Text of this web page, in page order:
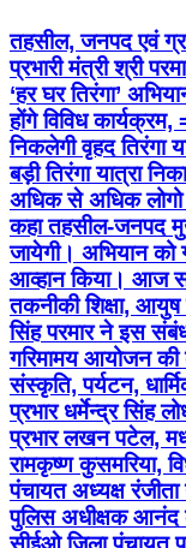
तहसील, जनपद एवं
प्रभारी मंत्री श्री
‘हर घर तिरंगा’
होंगे विविध
निकलेगी वृहद तिरंगा
बड़ी तिरंगा यात्रा
अधिक से अधिक लोगो
कहा तहसील-जनपद
जायेगी। अभियान को
आव्हान किया। आज
तकनीकी शिक्षा, आयुष
सिंह परमार ने इस
गरिमामय आयोजन
संस्कृति, पर्यटन,
प्रभार धर्मेन्द्र सिंह
प्रभार लखन पटेल,
रामकृष्ण कुसमरिया,
पंचायत अध्यक्ष
पुलिस अधीक्षक आनंद